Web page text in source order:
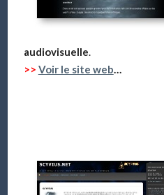
audiovisuelle.
>> Voir le site web…